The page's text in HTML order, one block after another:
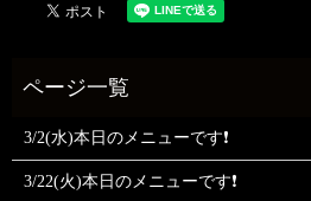
3/2(水)本日のメニューです❗
3/22(火)本日のメニューです❗